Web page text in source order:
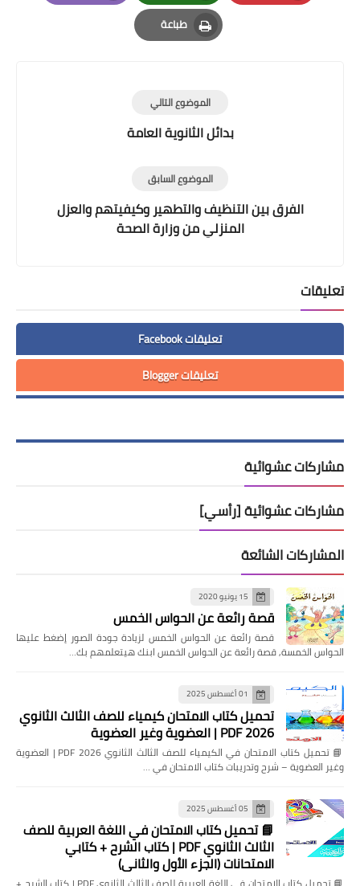
Pinterest
Whatsapp
Email
طباعة
Print
الموضوع التالي
بدائل الثانوية العامة
الموضوع السابق
الفرق بين التنظيف والتطهير وكيفيتهم والعزل
المنزلي من وزارة الصحة
تعليقات
تعليقات Facebook
تعليقات Blogger
مشاركات عشوائية
مشاركات عشوائية [رأسي]
المشاركات الشائعة
15 يونيو 2020
قصة رائعة عن الحواس الخمس
قصة رائعة عن الحواس الخمس لزيادة جودة الصور إضغط عليها
الحواس الخمسة, قصة رائعة عن الحواس الخمس ابنك هيتعلمهم بك…
01 أغسطس 2025
تحميل كتاب الامتحان كيمياء للصف الثالث الثانوي
2026 PDF | العضوية وغير العضوية
📘 تحميل كتاب الامتحان في الكيمياء للصف الثالث الثانوي 2026 PDF | العضوية
وغير العضوية – شرح وتدريبات كتاب الامتحان في …
05 أغسطس 2025
📘 تحميل كتاب الامتحان في اللغة العربية للصف
الثالث الثانوي PDF | كتاب الشرح + كتابي
الامتحانات (الجزء الأول والثاني)